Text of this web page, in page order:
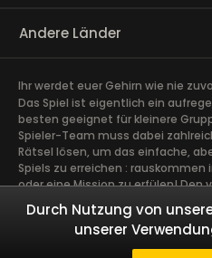
Andere Länder
Ihr werdet euer Gehirn wie nie
Das Spiel ist eigentlich ein
besten geeignet für kleinere
Spieler-Team muss dabei
Rätsel lösen, um das einfache,
Spiels zu erreichen :
oder eine Mission zu erfülen! Den
Spur zu kommen, erfordert volle
und Talente aller Spieler. Ein
äußerst wichtig. Ein
und Engagement zwischen den
Durch Nutzung von
unserer